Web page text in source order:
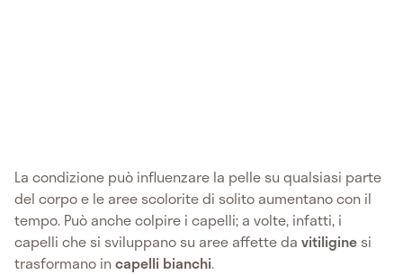
La condizione può influenzare la pelle su qualsiasi parte
del corpo e le aree scolorite di solito aumentano con il
tempo. Può anche colpire i capelli; a volte, infatti, i
capelli che si sviluppano su aree affette da vitiligine si
trasformano incapelli bianchi.